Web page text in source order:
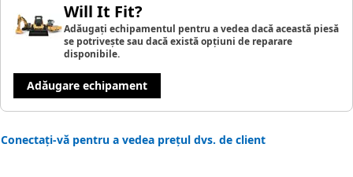
Will It Fit?
Adăugați echipamentul pentru a vedea dacă această piesă
se potrivește sau dacă există opțiuni de reparare
disponibile.
Adăugare echipament
Conectați-vă pentru a vedea prețul dvs. de client